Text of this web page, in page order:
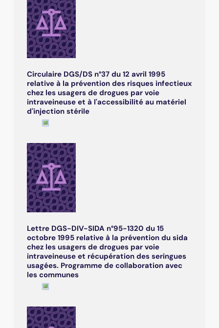
Circulaire DGS/DS n°37 du 12 avril 1995
relative à la prévention des risques infectieux
chez les usagers de drogues par voie
intraveineuse et à l'accessibilité au matériel
d'injection stérile
Lettre DGS-DIV-SIDA n°95-1320 du 15
octobre 1995 relative à la prévention du sida
chez les usagers de drogues par voie
intraveineuse et récupération des seringues
usagées. Programme de collaboration avec
les communes